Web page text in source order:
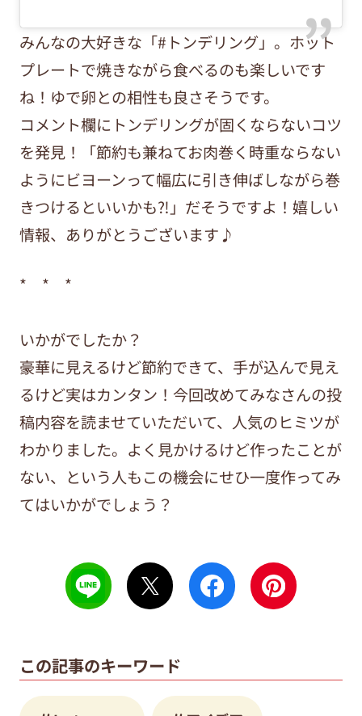
みんなの大好きな「#トンデリング」。ホット
プレートで焼きながら食べるのも楽しいです
ね！ゆで卵との相性も良さそうです。
コメント欄にトンデリングが固くならないコツ
を発見！「節約も兼ねてお肉巻く時重ならない
ようにビヨーンって幅広に引き伸ばしながら巻
きつけるといいかも⁈」だそうですよ！嬉しい
情報、ありがとうございます♪
* * *
いかがでしたか？
豪華に見えるけど節約できて、手が込んで見え
るけど実はカンタン！今回改めてみなさんの投
稿内容を読ませていただいて、人気のヒミツが
わかりました。よく見かけるけど作ったことが
ない、という人もこの機会にせひ一度作ってみ
てはいかがでしょう？
この記事のキーワード